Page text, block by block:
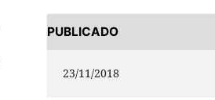
PUBLICADO
23/11/2018